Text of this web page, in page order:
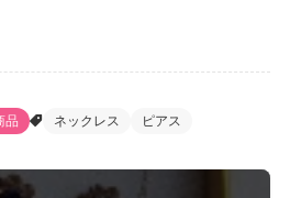
品 ネックレス ピアス